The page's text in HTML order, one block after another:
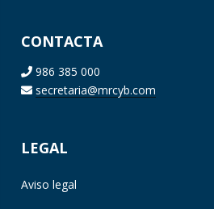
CONTACTA
986 385 000
secretaria@mrcyb.com
LEGAL
Aviso legal